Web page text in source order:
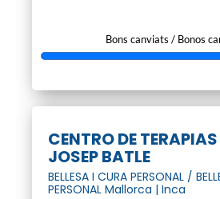
Bons canviats / Bonos
CENTRO DE
JOSEP BATLE
BELLESA I CURA PERSONAL /
PERSONAL Mallorca | Inca